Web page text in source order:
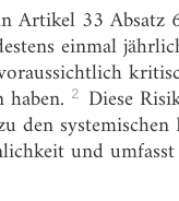
Artikel 33 Absatz
einmal
2 Diese
den
und